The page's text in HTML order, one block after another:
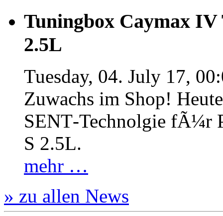
Tuningbox Caymax IV
2.5L
Tuesday, 04. July 17,
Zuwachs im Shop!
SENT‐Technolgie fÃ¼r
S 2.5L.
mehr …
» zu allen News